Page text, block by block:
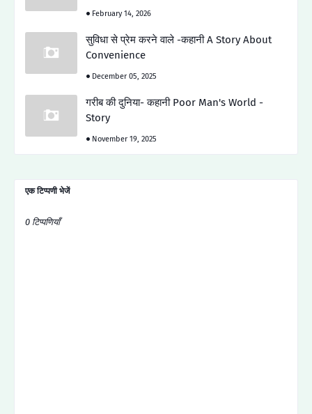
February 14, 2026
सुविधा से प्रेम करने वाले -कहानी A Story About
Convenience
December 05, 2025
गरीब की दुनिया- कहानी Poor Man's World -
Story
November 19, 2025
एक टिप्पणी भेजें
0 टिप्पणियाँ